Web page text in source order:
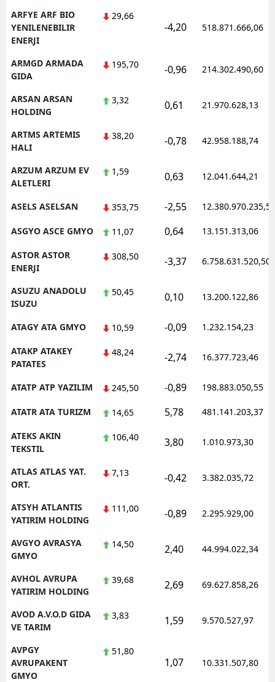
ARFYE ARF BIO
YENILENEBILIR
ENERJI
29,66
-4,20 518.871.666,06
ARMGD ARMADA
GIDA
195,70 -0,96 214.302.490,60
ARSAN ARSAN
HOLDING
3,32 0,61 21.970.628,13
ARTMS ARTEMIS
HALI
38,20 -0,78 42.958.188,74
ARZUM ARZUM EV
ALETLERI
1,59 0,63 12.041.644,21
ASELS ASELSAN 353,75 -2,55 12.380.970.235,50
ASGYO ASCE GMYO 11,07 0,64 13.151.313,06
ASTOR ASTOR
ENERJI
308,50 -3,37 6.758.631.520,50
ASUZU ANADOLU
ISUZU
50,45 0,10 13.200.122,86
ATAGY ATA GMYO 10,59 -0,09 1.232.154,23
ATAKP ATAKEY
PATATES
48,24 -2,74 16.377.723,46
ATATP ATP YAZILIM 245,50 -0,89 198.883.050,55
ATATR ATA TURIZM 14,65 5,78 481.141.203,37
ATEKS AKIN
TEKSTIL
106,40 3,80 1.010.973,30
ATLAS ATLAS YAT.
ORT.
7,13 -0,42 3.382.035,72
ATSYH ATLANTIS
YATIRIM HOLDING
111,00 -0,89 2.295.929,00
AVGYO AVRASYA
GMYO
14,50 2,40 44.994.022,34
AVHOL AVRUPA
YATIRIM HOLDING
39,68 2,69 69.627.858,26
AVOD A.V.O.D GIDA
VE TARIM
3,83 1,59 9.570.527,97
AVPGY
AVRUPAKENT
GMYO
51,80
1,07 10.331.507,80